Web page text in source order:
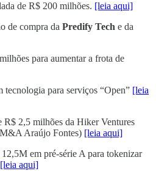
de R$ 200 milhões. [leia aqui]
de compra da Predify Tech e da
para aumentar a frota de
tecnologia para serviços “Open” [leia
R$ 2,5 milhões da Hiker Ventures
Araújo Fontes) [leia aqui]
em pré-série A para tokenizar
[leia aqui]